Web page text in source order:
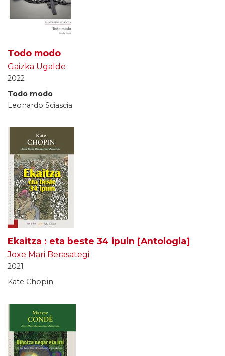
Todo modo
Gaizka Ugalde
2022
Todo modo
Leonardo Sciascia
Ekaitza : eta beste 34 ipuin [Antologia]
Joxe Mari Berasategi
2021
Kate Chopin